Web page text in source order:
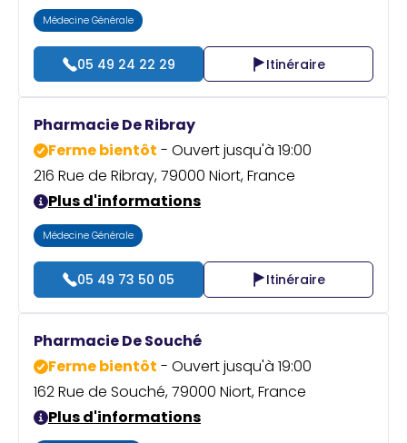
Médecine Générale
05 49 24 22 29 Itinéraire
Pharmacie De Ribray
Ferme bientôt - Ouvert jusqu'à 19:00
216 Rue de Ribray, 79000 Niort, France
Plus d'informations
Médecine Générale
05 49 73 50 05 Itinéraire
Pharmacie De Souché
Ferme bientôt - Ouvert jusqu'à 19:00
162 Rue de Souché, 79000 Niort, France
Plus d'informations